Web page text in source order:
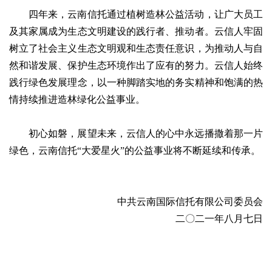
四年来，云南信托通过植树造林公益活动，让广大员工
及其家属成为生态文明建设的践行者、推动者。云信人牢固
树立了社会主义生态文明观和生态责任意识，为推动人与自
然和谐发展、保护生态环境作出了应有的努力。云信人始终
践行绿色发展理念，以一种脚踏实地的务实精神和饱满的热
情持续推进造林绿化公益事业。
初心如磐，展望未来，云信人的心中永远播撒着那一片
绿色，云南信托“大爱星火”的公益事业将不断延续和传承。
中共云南国际信托有限公司委员会
二〇二一年八月七日